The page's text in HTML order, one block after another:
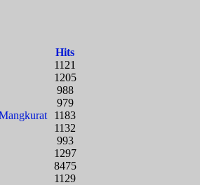
Hits
1121
1205
988
979
1183
1132
993
1297
8475
1129